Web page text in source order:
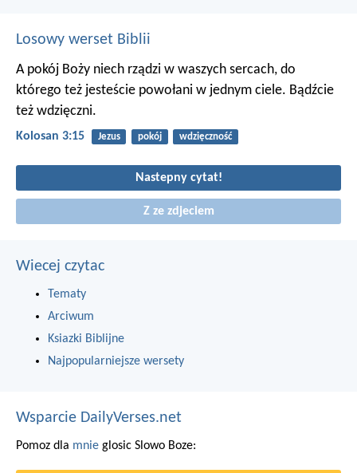
Losowy werset Biblii
A pokój Boży niech rządzi w waszych sercach, do
którego też jesteście powołani w jednym ciele. Bądźcie
też wdzięczni.
Kolosan 3:15 Jezus pokój wdzięczność
Nastepny cytat!
Z ze zdjeciem
Wiecej czytac
Tematy
Arciwum
Ksiazki Biblijne
Najpopularniejsze wersety
Wsparcie DailyVerses.net
Pomoz dla mnie glosic Slowo Boze: